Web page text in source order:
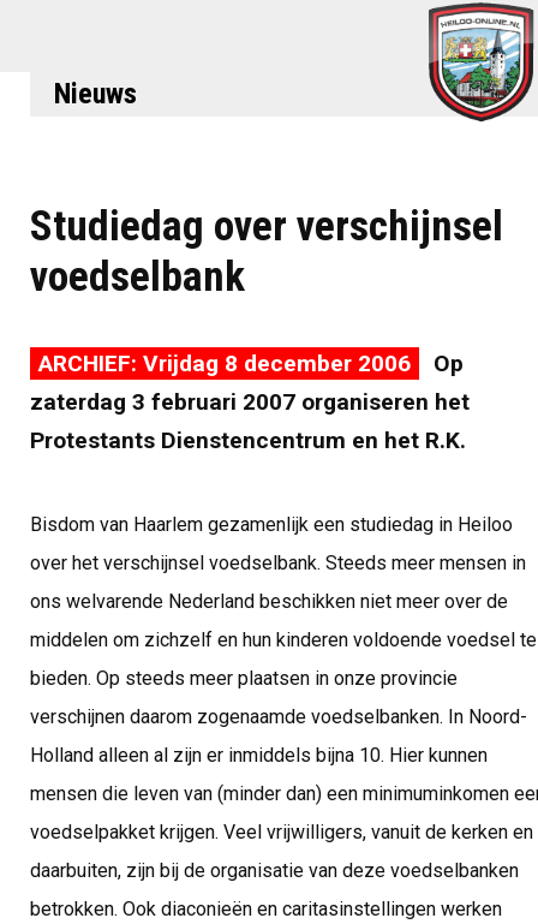
Nieuws
Studiedag over verschijnsel
voedselbank
ARCHIEF: Vrijdag 8 december 2006
Op
zaterdag 3 februari 2007 organiseren het
Protestants Dienstencentrum en het R.K.
Bisdom van Haarlem gezamenlijk een studiedag in Heiloo
over het verschijnsel voedselbank. Steeds meer mensen in
ons welvarende Nederland beschikken niet meer over de
middelen om zichzelf en hun kinderen voldoende voedsel te
bieden. Op steeds meer plaatsen in onze provincie
verschijnen daarom zogenaamde voedselbanken. In Noord-
Holland alleen al zijn er inmiddels bijna 10. Hier kunnen
mensen die leven van (minder dan) een minimuminkomen
voedselpakket krijgen. Veel vrijwilligers, vanuit de kerken en
daarbuiten, zijn bij de organisatie van deze voedselbanken
betrokken. Ook diaconieën en caritasinstellingen werken